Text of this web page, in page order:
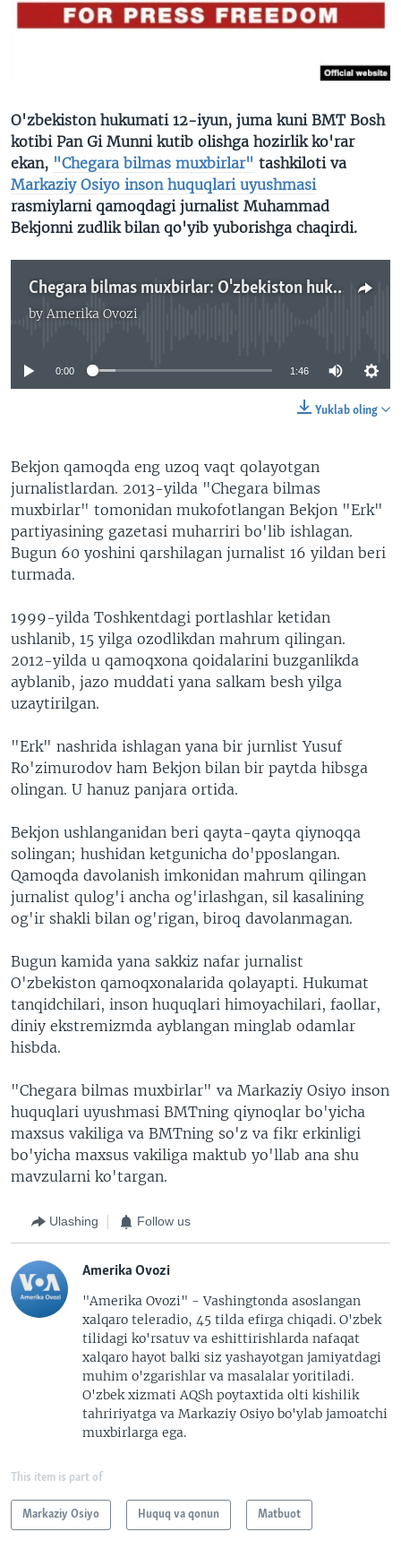
ODNOKLASSNIKI
SOUNDCLOUD
VOA
O'zbekiston hukumati 12-iyun, juma kuni BMT Bosh
kotibi Pan Gi Munni kutib olishga hozirlik ko'rar
ekan, "Chegara bilmas muxbirlar" tashkiloti va
Markaziy Osiyo inson huquqlari uyushmasi
rasmiylarni qamoqdagi jurnalist Muhammad
Bekjonni zudlik bilan qo'yib yuborishga chaqirdi.
Chegara bilmas muxbirlar: O'zbekiston hukumati Muhammad Bekjonni qamoqdan qo'yib yuborsin
by Amerika Ovozi
No media source currently available
0:00 1:46
Yuklab oling
Bekjon qamoqda eng uzoq vaqt qolayotgan
jurnalistlardan. 2013-yilda "Chegara bilmas
muxbirlar" tomonidan mukofotlangan Bekjon "Erk"
partiyasining gazetasi muharriri bo'lib ishlagan.
Bugun 60 yoshini qarshilagan jurnalist 16 yildan beri
turmada.
1999-yilda Toshkentdagi portlashlar ketidan
ushlanib, 15 yilga ozodlikdan mahrum qilingan.
2012-yilda u qamoqxona qoidalarini buzganlikda
ayblanib, jazo muddati yana salkam besh yilga
uzaytirilgan.
"Erk" nashrida ishlagan yana bir jurnlist Yusuf
Ro'zimurodov ham Bekjon bilan bir paytda hibsga
olingan. U hanuz panjara ortida.
Bekjon ushlanganidan beri qayta-qayta qiynoqqa
solingan; hushidan ketgunicha do'pposlangan.
Qamoqda davolanish imkonidan mahrum qilingan
jurnalist qulog'i ancha og'irlashgan, sil kasalining
og'ir shakli bilan og'rigan, biroq davolanmagan.
Bugun kamida yana sakkiz nafar jurnalist
O'zbekiston qamoqxonalarida qolayapti. Hukumat
tanqidchilari, inson huquqlari himoyachilari, faollar,
diniy ekstremizmda ayblangan minglab odamlar
hisbda.
"Chegara bilmas muxbirlar" va Markaziy Osiyo inson
huquqlari uyushmasi BMTning qiynoqlar bo'yicha
maxsus vakiliga va BMTning so'z va fikr erkinligi
bo'yicha maxsus vakiliga maktub yo'llab ana shu
mavzularni ko'targan.
Ulashing Follow us
Amerika Ovozi
"Amerika Ovozi" - Vashingtonda asoslangan
xalqaro teleradio, 45 tilda efirga chiqadi. O'zbek
tilidagi ko'rsatuv va eshittirishlarda nafaqat
xalqaro hayot balki siz yashayotgan jamiyatdagi
muhim o'zgarishlar va masalalar yoritiladi.
O'zbek xizmati AQSh poytaxtida olti kishilik
tahririyatga va Markaziy Osiyo bo'ylab jamoatchi
muxbirlarga ega.
This item is part of
Markaziy Osiyo Huquq va qonun Matbuot